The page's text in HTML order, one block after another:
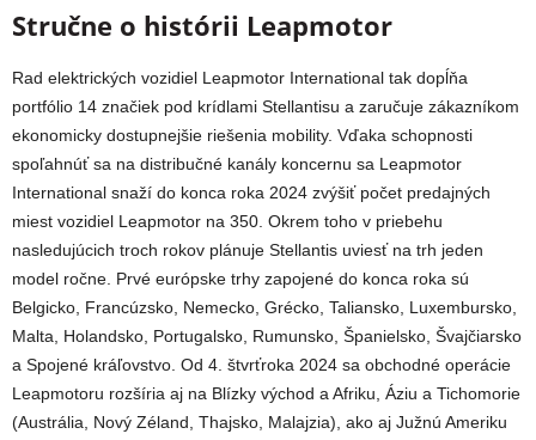
Stručne o histórii Leapmotor
Rad elektrických vozidiel Leapmotor International tak dopĺňa
portfólio 14 značiek pod krídlami Stellantisu a zaručuje zákazníkom
ekonomicky dostupnejšie riešenia mobility. Vďaka schopnosti
spoľahnúť sa na distribučné kanály koncernu sa Leapmotor
International snaží do konca roka 2024 zvýšiť počet predajných
miest vozidiel Leapmotor na 350. Okrem toho v priebehu
nasledujúcich troch rokov plánuje Stellantis uviesť na trh jeden
model ročne. Prvé európske trhy zapojené do konca roka sú
Belgicko, Francúzsko, Nemecko, Grécko, Taliansko, Luxembursko,
Malta, Holandsko, Portugalsko, Rumunsko, Španielsko, Švajčiarsko
a Spojené kráľovstvo. Od 4. štvrťroka 2024 sa obchodné operácie
Leapmotoru rozšíria aj na Blízky východ a Afriku, Áziu a Tichomorie
(Austrália, Nový Zéland, Thajsko, Malajzia), ako aj Južnú Ameriku